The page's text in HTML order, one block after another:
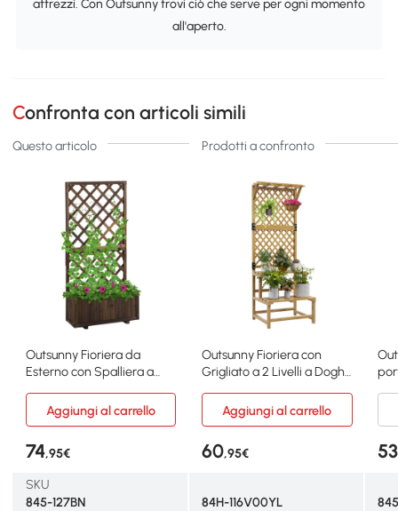
attrezzi. Con Outsunny trovi ciò che serve per ogni momento
all'aperto.
Confronta con articoli simili
Questo articolo Prodotti a confronto
Outsunny Fioriera da
Esterno con Spalliera a
Outsunny Fioriera con
Grigliato a 2 Livelli a Doghe
Aggiungi al carrello
Aggiungi al carrello
74,95€ 60,95€ 53
SKU
845-127BN
84H-116V00YL